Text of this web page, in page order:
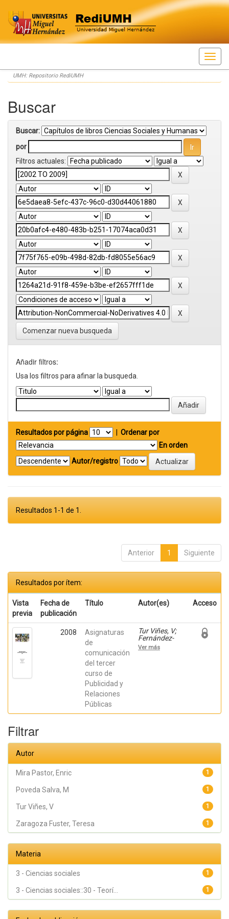
Skip
navigation
UMH: Repositorio RediUMH
Buscar
Buscar:
por
Filtros actuales:
Comenzar nueva busqueda
Añadir filtros:
Usa los filtros para afinar la busqueda.
Resultados por página
Ordenar por
En orden
Autor/registro
Resultados 1-1 de 1.
Anterior 1 Siguiente
Resultados por ítem:
Vista
previa
Fecha de
publicación
Título Autor(es) Acceso
2008
Asignaturas
de
comunicación
del tercer
curso de
Publicidad y
Relaciones
Públicas
Tur Viñes, V;
Fernández-
Poyatos, Mª
Dolores; Mira
Ver más
Filtrar
Autor
1
Mira Pastor, Enric
1
Poveda Salva, M
1
Tur Viñes, V
1
Zaragoza Fuster, Teresa
Materia
1
3 - Ciencias sociales
1
3 - Ciencias sociales::30 - Teorí...